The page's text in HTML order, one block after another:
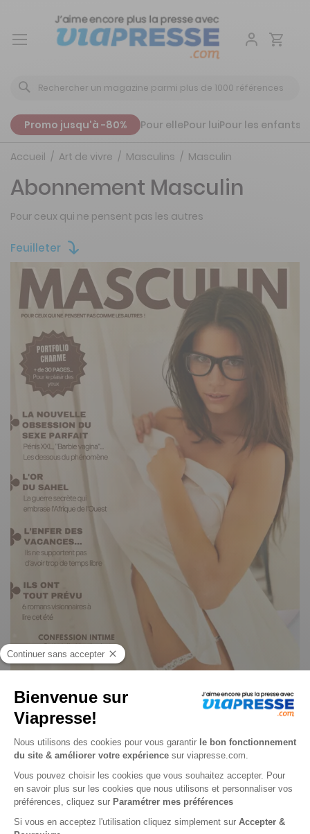
Aller
Promo jusqu'à -80% Pour ellePour luiPour les enfants
Accueil Art de vivre Masculins Masculin
Feuilleter
Abonnement Masculin
Pour ceux qui ne pensent pas les autres
Je choisis un support
Digital
Je choisis une durée